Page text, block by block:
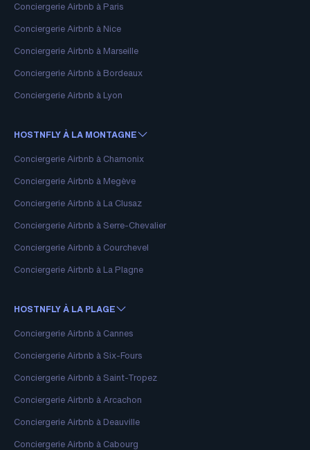
Conciergerie Airbnb à Paris
Conciergerie Airbnb à Nice
Conciergerie Airbnb à Marseille
Conciergerie Airbnb à Bordeaux
Conciergerie Airbnb à Lyon
HOSTNFLY À LA MONTAGNE
Conciergerie Airbnb à Chamonix
Conciergerie Airbnb à Megève
Conciergerie Airbnb à La Clusaz
Conciergerie Airbnb à Serre-Chevalier
Conciergerie Airbnb à Courchevel
Conciergerie Airbnb à La Plagne
HOSTNFLY À LA PLAGE
Conciergerie Airbnb à Cannes
Conciergerie Airbnb à Six-Fours
Conciergerie Airbnb à Saint-Tropez
Conciergerie Airbnb à Arcachon
Conciergerie Airbnb à Deauville
Conciergerie Airbnb à Cabourg